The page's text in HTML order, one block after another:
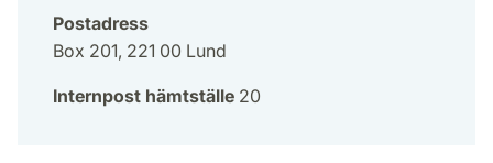
Postadress
Box 201, 221 00 Lund
Internpost hämtställe 20